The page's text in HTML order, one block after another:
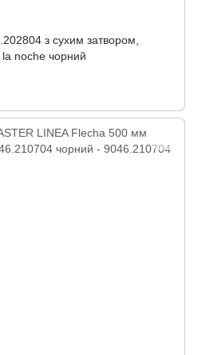
з сухим затвором,
noche чорний